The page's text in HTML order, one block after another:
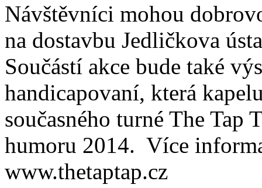
Návštěvníci mohou
na dostavbu Jedličkova
Součástí akce bude také
handicapovaní, která
současného turné The Tap
humoru 2014. Více
www.thetaptap.cz